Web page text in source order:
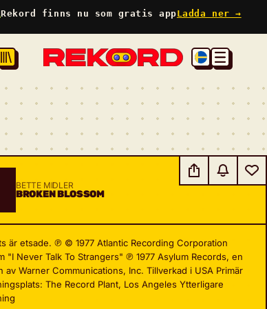
Rekord finns nu som gratis appLadda ner →